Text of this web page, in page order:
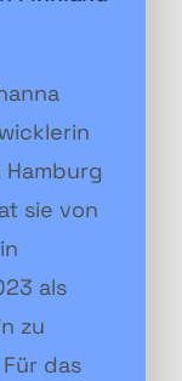
sie von
als
zu
das